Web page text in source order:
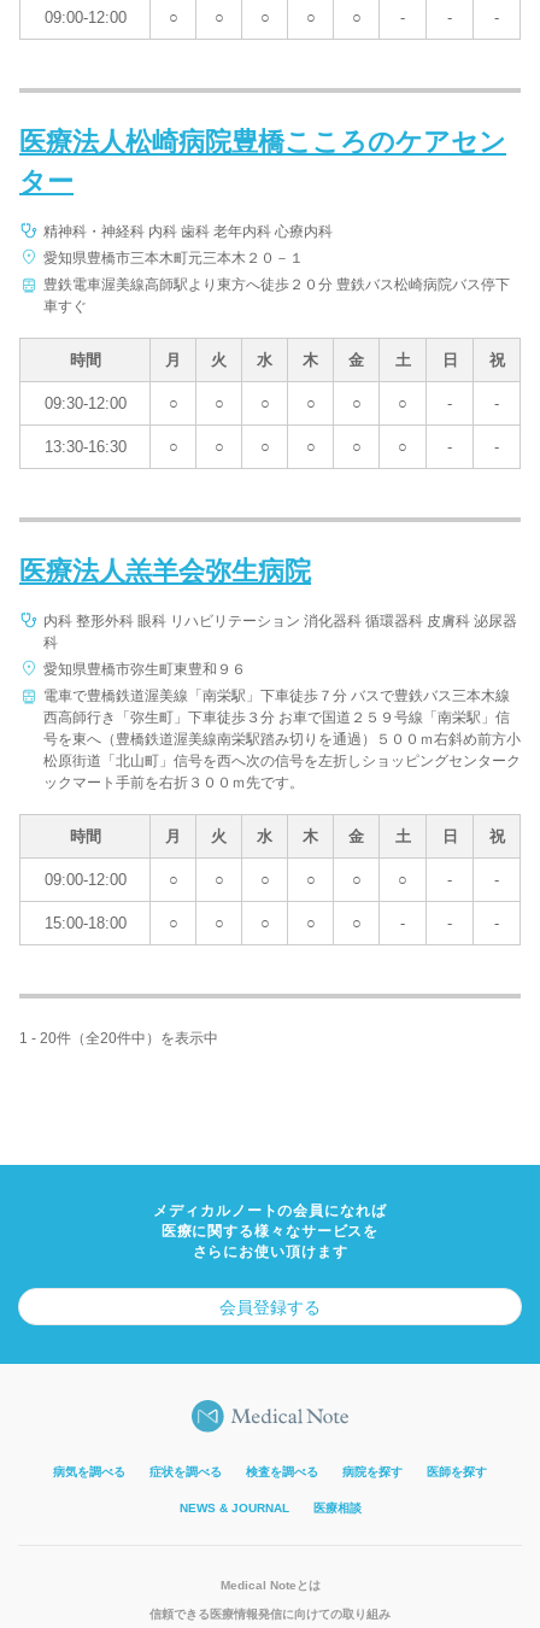
09:00-12:00 ○ ○ ○ ○ ○ - - -
医療法人松崎病院豊橋こころのケアセン
ター
精神科・神経科 内科 歯科 老年内科 心療内科
愛知県豊橋市三本木町元三本木２０－１
豊鉄電車渥美線高師駅より東方へ徒歩２０分 豊鉄バス松崎病院バス停下
車すぐ
時間 月 火 水 木 金 土 日 祝
09:30-12:00 ○ ○ ○ ○ ○ ○ - -
13:30-16:30 ○ ○ ○ ○ ○ ○ - -
医療法人羔羊会弥生病院
内科 整形外科 眼科 リハビリテーション 消化器科 循環器科 皮膚科 泌尿器
科
愛知県豊橋市弥生町東豊和９６
電車で豊橋鉄道渥美線「南栄駅」下車徒歩７分 バスで豊鉄バス三本木線
西高師行き「弥生町」下車徒歩３分 お車で国道２５９号線「南栄駅」信
号を東へ（豊橋鉄道渥美線南栄駅踏み切りを通過）５００ｍ右斜め前方小
松原街道「北山町」信号を西へ次の信号を左折しショッピングセンターク
ックマート手前を右折３００ｍ先です。
時間 月 火 水 木 金 土 日 祝
09:00-12:00 ○ ○ ○ ○ ○ ○ - -
15:00-18:00 ○ ○ ○ ○ ○ - - -
1 - 20件（全20件中）を表示中
メディカルノートの会員になれば
医療に関する様々なサービスを
さらにお使い頂けます
会員登録する
病気を調べる 症状を調べる 検査を調べる 病院を探す 医師を探す
NEWS & JOURNAL 医療相談
Medical Noteとは
信頼できる医療情報発信に向けての取り組み